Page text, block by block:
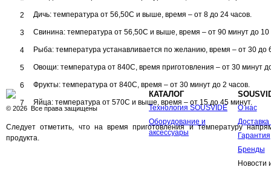
Дичь: температура от 56,50С и выше, время – от 8 до 24 часов.
Свинина: температура от 56,50С и выше, время – от 90 минут до 10
Рыба: температура устанавливается по желанию, время – от 30 до
Овощи: температура от 840С, время приготовления – от 30 минут
Фрукты: температура от 840С, время – от 30 минут до 2 часов.
Яйца: температура от 570С и выше, время – от 15 до 45 минут.
Следует отметить, что на время приготовления и температуру
продукта.
© 2026 Все права защищены
КАТАЛОГ
Технология SOUSVIDE
Оборудование и
аксессуары
О нас
Гарантия
Бренды
Новости